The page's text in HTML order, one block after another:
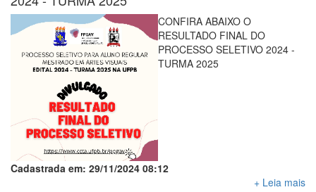
CONFIRA ABAIXO O
RESULTADO FINAL DO
PROCESSO SELETIVO 2024 -
TURMA 2025
Cadastrada em: 29/11/2024 08:12
+ Leia mais